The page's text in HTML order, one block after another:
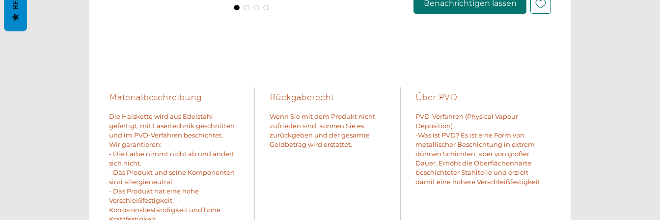
Benachrichtigen lassen
Materialbeschreibung
Die Halskette wird aus Edelstahl
gefertigt, mit Lasertechnik geschnitten
und im PVD-Verfahren beschichtet.
Wir garantieren:
- Die Farbe nimmt nicht ab und ändert
sich nicht.
- Das Produkt und seine Komponenten
sind allergieneutral.
- Das Produkt hat eine hohe
Verschleißfestigkeit,
Korrosionsbeständigkeit und hohe
Rückgaberecht
Wenn Sie mit dem Produkt nicht
zufrieden sind, können Sie es
zurückgeben und der gesamte
Geldbetrag wird erstattet.
Über PVD
PVD-Verfahren (Physical Vapour
Deposition)
-Was ist PVD? Es ist eine Form von
metallischer Beschichtung in extrem
dünnen Schichten, aber von großer
Dauer. Erhöht die Oberflächenhärte
beschichteter Stahlteile und erzielt
damit eine höhere Verschleißfestigkeit.